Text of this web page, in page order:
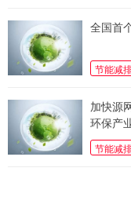
全国首
节能减
加快源
环保产
节能减